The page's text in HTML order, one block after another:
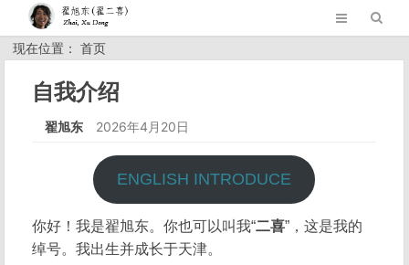
现在位置： 首页
自我介绍
翟旭东 2026年4月20日
ENGLISH INTRODUCE
你好！我是翟旭东。你也可以叫我“二喜”，这是我的
绰号。我出生并成长于天津。